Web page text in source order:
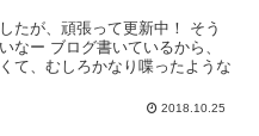
たが、頑張って更新中！ そう
なー ブログ書いているから、
て、むしろかなり喋ったような
2018.10.25